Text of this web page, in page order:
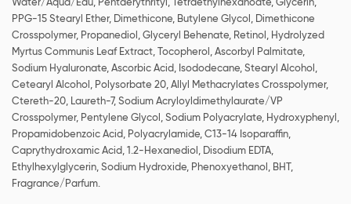
Water/Aqua/Eau, Pentaerythrityl, Tetraethylhexanoate, Glycerin,
PPG-15 Stearyl Ether, Dimethicone, Butylene Glycol, Dimethicone
Crosspolymer, Propanediol, Glyceryl Behenate, Retinol, Hydrolyzed
Myrtus Communis Leaf Extract, Tocopherol, Ascorbyl Palmitate,
Sodium Hyaluronate, Ascorbic Acid, Isododecane, Stearyl Alcohol,
Cetearyl Alcohol, Polysorbate 20, Allyl Methacrylates Crosspolymer,
Ctereth-20, Laureth-7, Sodium Acryloyldimethylaurate/VP
Crosspolymer, Pentylene Glycol, Sodium Polyacrylate, Hydroxyphenyl,
Propamidobenzoic Acid, Polyacrylamide, C13-14 Isoparaffin,
Caprythydroxamic Acid, 1.2-Hexanediol, Disodium EDTA,
Ethylhexylglycerin, Sodium Hydroxide, Phenoxyethanol, BHT,
Fragrance/Parfum.